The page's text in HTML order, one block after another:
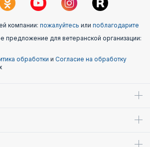
компании: пожалуйтесь или поблагодарите
предложение для ветеранской организации:
обработки и Согласие на обработку